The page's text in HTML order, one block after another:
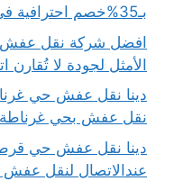
بـ35%خصم احترافية في كل خطوة اتصل بنا الان
الأمثل لجودة لا تُقارن
نقل عفش بحي غرناطة
عندالاتصال لنقل